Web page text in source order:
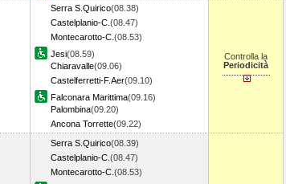
Serra S.Quirico(08.38)
Castelplanio-C. (08.47)
Montecarotto-C. (08.53)
Jesi(08.59)
Chiaravalle(09.06)
Castelferretti-F.Aer(09.10)
Falconara Marittima(09.16)
Palombina(09.20)
Ancona Torrette(09.22)
Controlla la
Periodicità
Serra S.Quirico(08.39)
Castelplanio-C. (08.47)
Montecarotto-C. (08.53)